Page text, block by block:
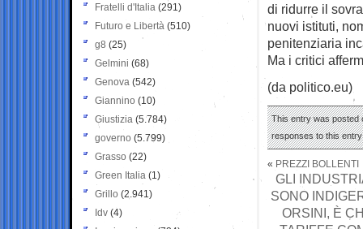
di ridurre il
nuovi istituti,
penitenziaria
Ma i critici
(da politico.eu)
This entry was posted
responses to this
« PREZZI BOLLENTI
GLI
SONO
ORSINI, È
Fratelli d'Italia (291)
Futuro e Libertà (510)
g8 (25)
Gelmini (68)
Genova (542)
Giannino (10)
Giustizia (5.784)
governo (5.799)
Grasso (22)
Green Italia (1)
Grillo (2.941)
Idv (4)